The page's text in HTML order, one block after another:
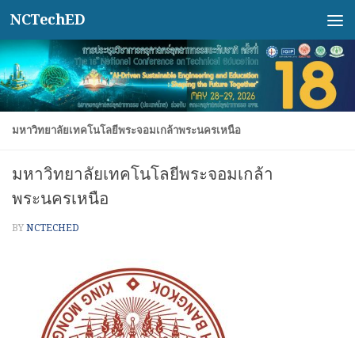
Skip to content
NCTechED
มหาวิทยาลัยเทคโนโลยีพระจอมเกล้าพระนครเหนือ
มหาวิทยาลัยเทคโนโลยีพระจอมเกล้า
พระนครเหนือ
BY NCTECHED